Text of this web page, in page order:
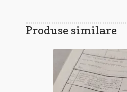
Produse similare